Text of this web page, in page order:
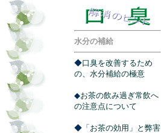
水分の補給
◆口臭を改善するため
の、水分補給の極意
◆お茶の飲み過ぎ常飲へ
の注意点について
◆ 「お茶の効用」と弊害